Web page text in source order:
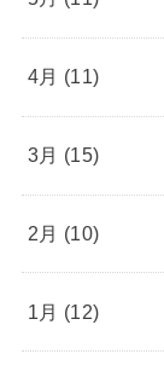
4月 (11)
3月 (15)
2月 (10)
1月 (12)